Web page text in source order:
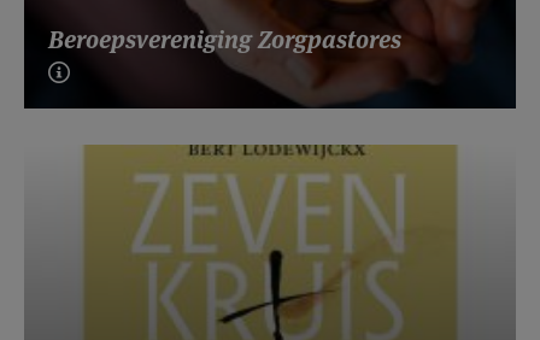
Beroepsvereniging Zorgpastores